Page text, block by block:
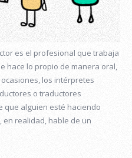
es el profesional que trabaja
hace lo propio de manera oral,
los intérpretes
o traductores
que alguien esté haciendo
realidad, hable de un